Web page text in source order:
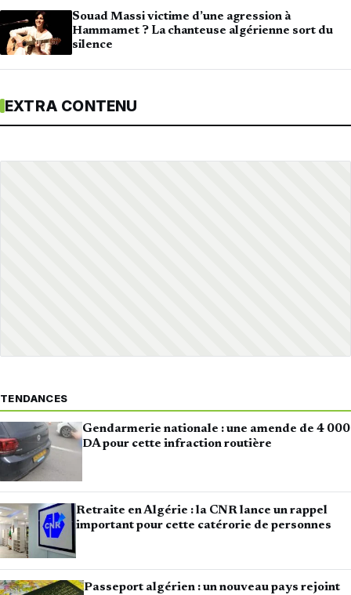
Souad Massi victime d’une agression à
Hammamet ? La chanteuse algérienne sort du
silence
EXTRA CONTENU
TENDANCES
Gendarmerie nationale : une amende de 4 000
DA pour cette infraction routière
Retraite en Algérie : la CNR lance un rappel
important pour cette catérorie de personnes
Passeport algérien : un nouveau pays rejoint